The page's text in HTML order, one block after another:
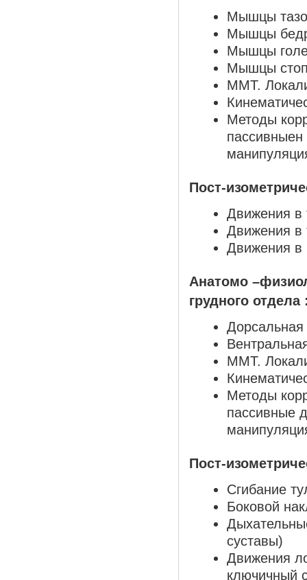
Мышцы
Мышцы
Мышцы
Мышцы
ММТ.
Методы
Пост-
Движения в
Движения в
Движения в
Анатомо
грудного отдела
Дорсальная
ММТ.
Методы
пассивные
Пост-
Сгибание
Боковой
суставы)
Движения
ключичный